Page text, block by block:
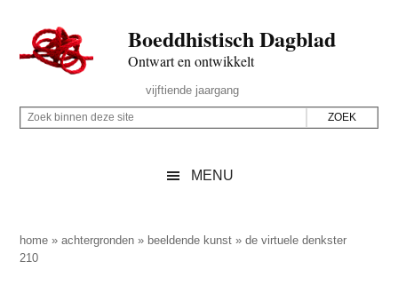
naar
de
inhoud
secondary
naar
de
sidebar
naar
de
Boeddhistisch Dagblad
Ontwart en ontwikkelt
Rechts
vijftiende jaargang
Z
p
d
Z
i
n
MENU
home »achtergronden » beeldende kunst »de virtuele denkster
210